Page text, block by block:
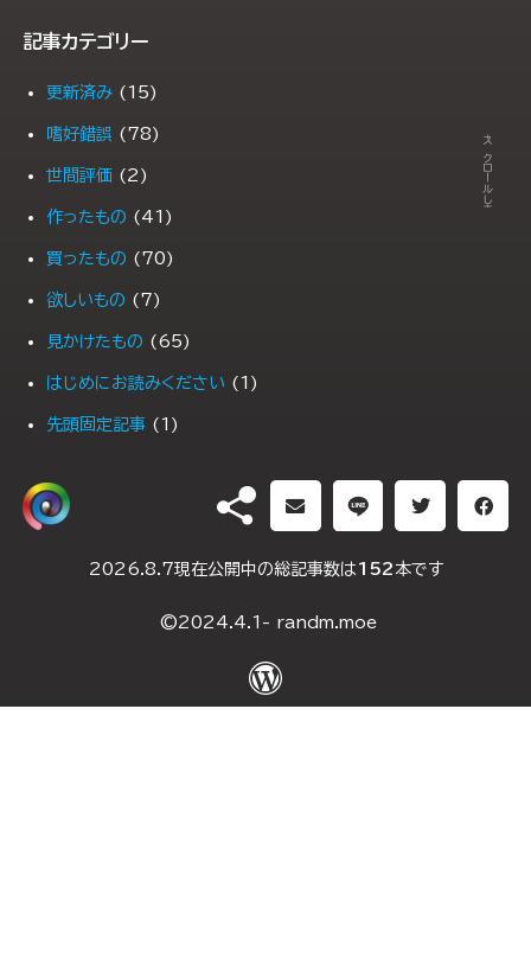
記事カテゴリー
更新済み (15)
嗜好錯誤 (78)
世間評価 (2)
作ったもの (41)
買ったもの (70)
欲しいもの (7)
見かけたもの (65)
はじめにお読みください (1)
先頭固定記事 (1)
DH（ダブルヘッダー）
2025年1月10日 (2)
← スクロールします →
2026.8.7現在公開中の総記事数は 152 本です
©2024.4.1- randm.moe